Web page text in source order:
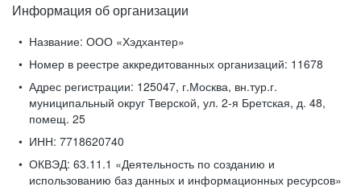
Информация об организации
Название: ООО «Хэдхантер»
Номер в реестре аккредитованных организаций: 11678
Адрес регистрации: 125047, г.Москва, вн.тур.г.
муниципальный округ Тверской, ул. 2-я Бретская, д. 48,
помещ. 25
ИНН: 7718620740
ОКВЭД: 63.11.1 «Деятельность по созданию и
использованию баз данных и информационных ресурсов»